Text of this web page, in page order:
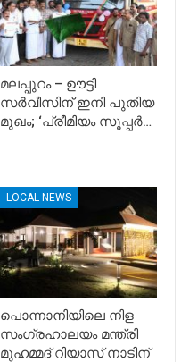
മലപ്പുറം – ഊട്ടി
സര്‍വീസിന് ഇനി പുതിയ
മുഖം; ‘പ്രീമിയം സൂപ്പര്‍…
LOCAL NEWS
പൊന്നാനിയിലെ നിള
സംഗ്രഹാലയം മന്ത്രി
മുഹമ്മദ് റിയാസ് നാടിന്